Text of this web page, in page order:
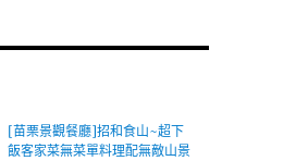
[苗栗景觀餐廳]招和食山~超下
飯客家菜無菜單料理配無敵山景